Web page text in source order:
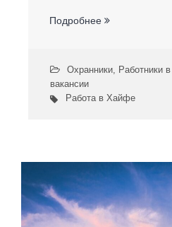
Подробнее
Охранники, Работники
вакансии
Работа в Хайфе